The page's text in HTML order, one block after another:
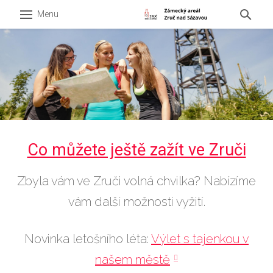
Menu
Co můžete ještě zažít ve Zruči
Zbyla vám ve Zruči volná chvilka? Nabízíme
vám další možnosti vyžití.
Novinka letošního léta: Výlet s tajenkou v
našem městě